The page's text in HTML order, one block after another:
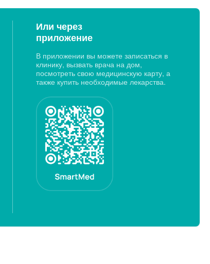
Или через
приложение
В приложении вы можете записаться в
клинику, вызвать врача на дом,
посмотреть свою медицинскую карту, а
также купить необходимые лекарства.